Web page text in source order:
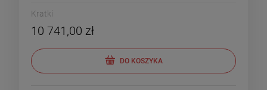
Kratki
10 741,00 zł
DO KOSZYKA